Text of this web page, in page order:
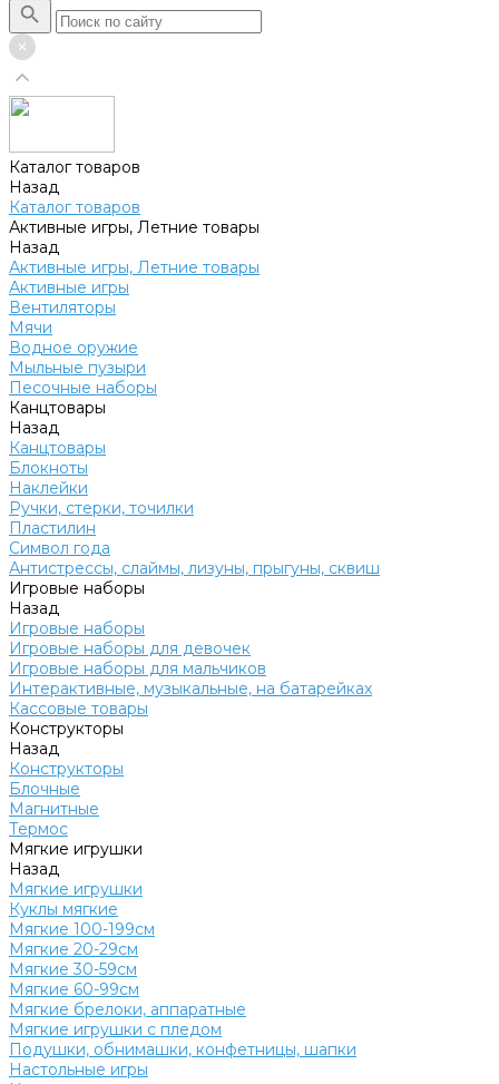
Каталог товаров
Назад
Каталог товаров
Активные игры, Летние товары
Назад
Активные игры, Летние товары
Активные игры
Вентиляторы
Мячи
Водное оружие
Мыльные пузыри
Песочные наборы
Канцтовары
Назад
Канцтовары
Блокноты
Наклейки
Ручки, стерки, точилки
Пластилин
Символ года
Антистрессы, слаймы, лизуны, прыгуны, сквиш
Игровые наборы
Назад
Игровые наборы
Игровые наборы для девочек
Игровые наборы для мальчиков
Интерактивные, музыкальные, на батарейках
Кассовые товары
Конструкторы
Назад
Конструкторы
Блочные
Магнитные
Термос
Мягкие игрушки
Назад
Мягкие игрушки
Куклы мягкие
Мягкие 100-199см
Мягкие 20-29см
Мягкие 30-59см
Мягкие 60-99см
Мягкие брелоки, аппаратные
Мягкие игрушки с пледом
Подушки, обнимашки, конфетницы, шапки
Настольные игры